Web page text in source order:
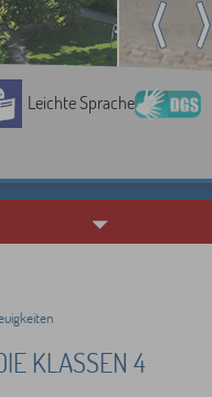
Leichte Sprache
KLASSEN 4